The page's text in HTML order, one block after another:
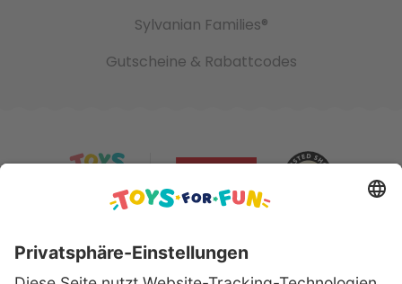
Sylvanian Families®
Gutscheine & Rabattcodes
Sicher bezahlen mit: